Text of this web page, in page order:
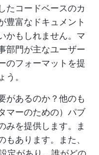
たコードベースのカ
豊富なドキュメント
かもしれません。マ
部門が主なユーザー
のフォーマットを提
う。
があるのか？他のも
マーのための）パブ
みを提供します。ま
もあります。また、